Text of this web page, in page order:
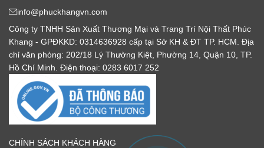
info@phuckhangvn.com
Công ty TNHH Sản Xuất Thương Mại và Trang Trí Nội Thất Phúc
Khang - GPĐKKD: 0314636928 cấp tại Sở KH & ĐT TP. HCM. Địa
chỉ văn phòng: 202/18 Lý Thường Kiệt, Phường 14, Quận 10, TP.
Hồ Chí Minh. Điện thoại: 0283 6017 252
CHÍNH SÁCH KHÁCH HÀNG